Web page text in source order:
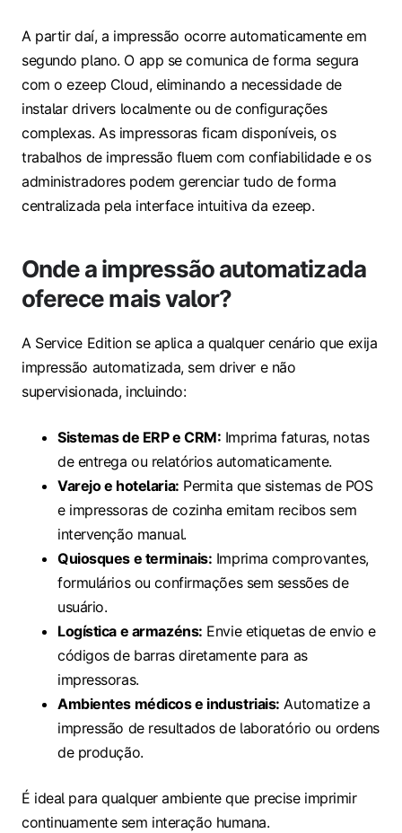
A partir daí, a impressão ocorre automaticamente em
segundo plano. O app se comunica de forma segura
com o ezeep Cloud, eliminando a necessidade de
instalar drivers localmente ou de configurações
complexas. As impressoras ficam disponíveis, os
trabalhos de impressão fluem com confiabilidade e os
administradores podem gerenciar tudo de forma
centralizada pela interface intuitiva da ezeep.
Onde a impressão automatizada
oferece mais valor?
A Service Edition se aplica a qualquer cenário que exija
impressão automatizada, sem driver e não
supervisionada, incluindo:
Sistemas de ERP e CRM: Imprima faturas, notas
de entrega ou relatórios automaticamente.
Varejo e hotelaria: Permita que sistemas de POS
e impressoras de cozinha emitam recibos sem
intervenção manual.
Quiosques e terminais: Imprima comprovantes,
formulários ou confirmações sem sessões de
usuário.
Logística e armazéns: Envie etiquetas de envio e
códigos de barras diretamente para as
impressoras.
Ambientes médicos e industriais: Automatize a
impressão de resultados de laboratório ou ordens
de produção.
É ideal para qualquer ambiente que precise imprimir
continuamente sem interação humana.